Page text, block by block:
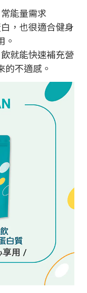
能量需求
，也很適合健身
。
就能快速補充營
的不適感。